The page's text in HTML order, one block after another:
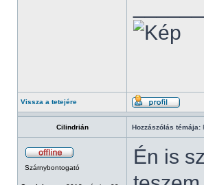
Vissza a tetejére
Cilindrián Hozzászólás témája:
Szárnybontogató
Én is